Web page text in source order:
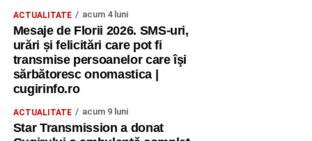
ACTUALITATE acum 4 luni
Mesaje de Florii 2026. SMS-uri,
urări și felicitări care pot fi
transmise persoanelor care îşi
sărbătoresc onomastica |
cugirinfo.ro
ACTUALITATE acum 9 luni
Star Transmission a donat